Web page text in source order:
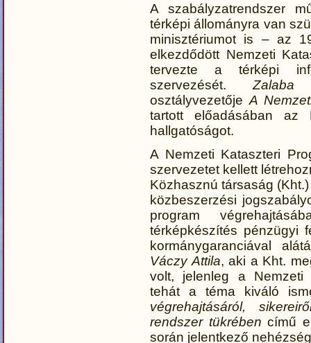
A szabályzatrendszer
térképi állományra van
minisztériumot is – az
elkezdődött Nemzeti
tervezte a térképi
szervezését.Zalaba
osztályvezetője A
tartott előadásában az
hallgatóságot.
A Nemzeti Kataszteri
szervezetet kellett
Közhasznú társaság
közbeszerzési
program
térképkészítés pénzügyi
kormánygaranciával
Váczy Attila, aki a Kht.
volt, jelenleg a Nemzeti
tehát a téma kiváló
végrehajtásáról,
rendszer tükrében című
során jelentkező